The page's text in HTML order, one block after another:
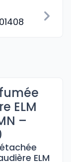
ELM
–
ELM